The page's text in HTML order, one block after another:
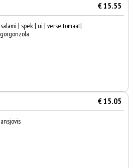
€ 15.55
| spek | ui | verse tomaat|
€ 15.05